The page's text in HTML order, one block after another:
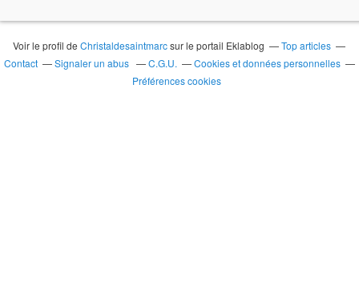
Voir le profil deChristaldesaintmarcsur le portail Eklablog
Top articles
Contact
Signaler un abus C.G.U.
Cookies et données personnelles
Préférences cookies